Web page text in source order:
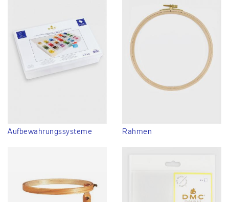
Aufbewahrungssysteme Rahmen